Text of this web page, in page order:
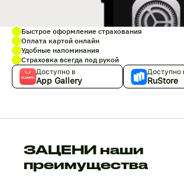
Быстрое оформление страхования
Оплата картой онлайн
Удобные напоминания
Страховка всегда под рукой
Доступно в
App Gallery
Доступно
RuStore
ЗАЦЕНИ наши
преимущества